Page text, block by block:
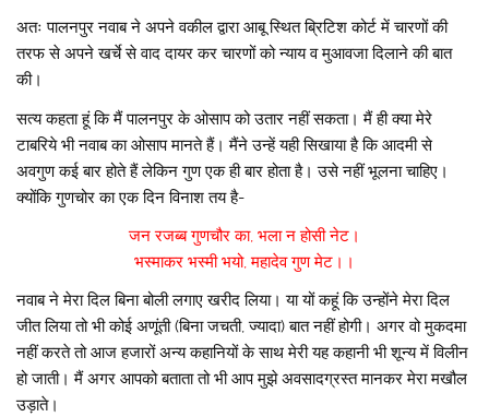
अतः पालनपुर नवाब ने अपने वकील द्वारा आबू स्थित ब्रिटिश कोर्ट में चारणों की
तरफ से अपने खर्चे से वाद दायर कर चारणों को न्याय व मुआवजा दिलाने की बात
की।
सत्य कहता हूं कि मैं पालनपुर के ओसाप को उतार नहीं सकता। मैं ही क्या मेरे
टाबरिये भी नवाब का ओसाप मानते हैं। मैंने उन्हें यही सिखाया है कि आदमी से
अवगुण कई बार होते हैं लेकिन गुण एक ही बार होता है। उसे नहीं भूलना चाहिए।
क्योंकि गुणचोर का एक दिन विनाश तय है-
जन रजब्ब गुणचौर का, भला न होसी नेट।
भस्माकर भस्मी भयो, महादेव गुण मेट।।
नवाब ने मेरा दिल बिना बोली लगाए खरीद लिया। या यों कहूं कि उन्होंने मेरा दिल
जीत लिया तो भी कोई अणूंती (बिना जचती, ज्यादा) बात नहीं होगी। अगर वो मुकदमा
नहीं करते तो आज हजारों अन्य कहानियों के साथ मेरी यह कहानी भी शून्य में विलीन
हो जाती। मैं अगर आपको बताता तो भी आप मुझे अवसादग्रस्त मानकर मेरा मखौल
उड़ाते।